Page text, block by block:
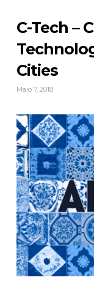
C-Tech –
Cities
Maio 7, 2018